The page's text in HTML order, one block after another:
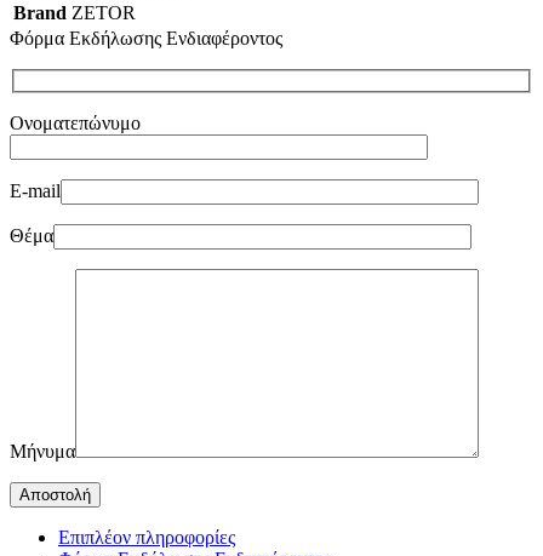
Brand ZETOR
Φόρμα Εκδήλωσης Ενδιαφέροντος
Ονοματεπώνυμο
E-mail
Θέμα
Μήνυμα
Επιπλέον πληροφορίες